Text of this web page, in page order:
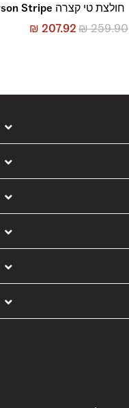
חולצת טי קצרה Lawson Stripe
₪259.90
₪ 207.92